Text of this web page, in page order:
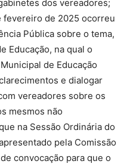
dos vereadores;
fevereiro de 2025 ocorreu
Pública sobre o tema,
Educação, na qual o
de Educação
e dialogar
vereadores sobre os
mesmos não
na Sessão Ordinária do
pela Comissão
convocação para que o